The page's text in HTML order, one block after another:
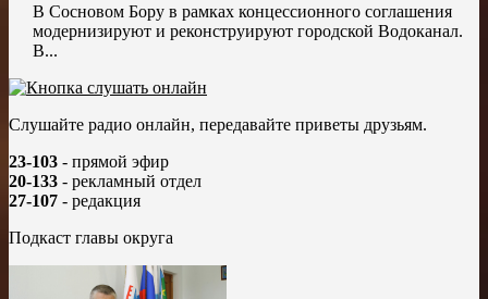
В Сосновом Бору в рамках концессионного соглашения
модернизируют и реконструируют городской Водоканал.
В...
Слушайте радио онлайн, передавайте приветы друзьям.
23-103 - прямой эфир
20-133 - рекламный отдел
27-107 - редакция
Подкаст главы округа